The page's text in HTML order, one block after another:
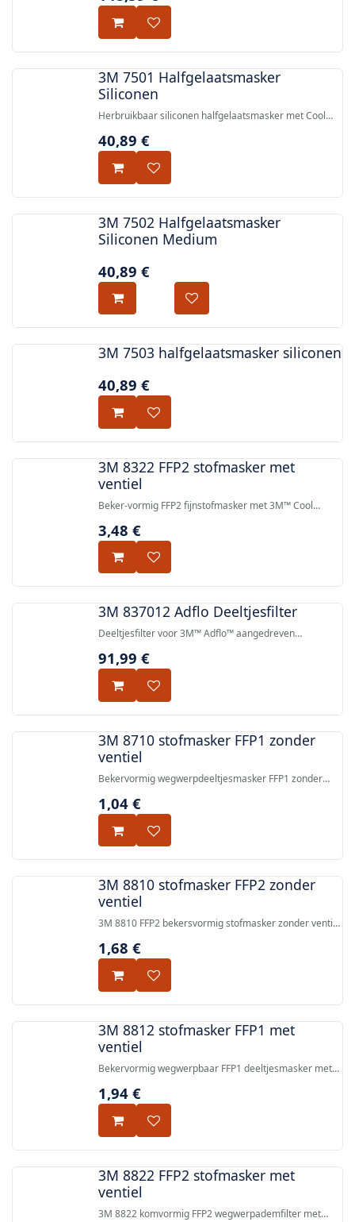
3M 7501 Halfgelaatsmasker
Siliconen
Herbruikbaar siliconen halfgelaatsmasker met Cool
bajonetaansluiting — EN 140:1998.
40,89 €
3M 7502 Halfgelaatsmasker
Siliconen Medium
40,89 €
3M 7503 halfgelaatsmasker siliconen
40,89 €
3M 8322 FFP2 stofmasker met
ventiel
Beker-vormig FFP2 fijnstofmasker met 3M™ Cool
tegen stof en nevel.
3,48 €
3M 837012 Adflo Deeltjesfilter
Deeltjesfilter voor 3M™ Adflo™ aangedreven
als set van 2 stuks.
91,99 €
3M 8710 stofmasker FFP1 zonder
ventiel
Bekervormig wegwerpdeeltjesmasker FFP1 zonder
tegen fijne deeltjes. CE-goedgekeurd, EN
1,04 €
3M 8810 stofmasker FFP2 zonder
ventiel
3M 8810 FFP2 bekersvormig stofmasker zonder ventiel
149:2001+A1:2009 FFP2 NR.
1,68 €
3M 8812 stofmasker FFP1 met
ventiel
Bekervormig wegwerpbaar FFP1 deeltjesmasker met
bescherming biedt tegen fijne deeltjes.
1,94 €
3M 8822 FFP2 stofmasker met
ventiel
3M 8822 komvormig FFP2 wegwerpademfilter met